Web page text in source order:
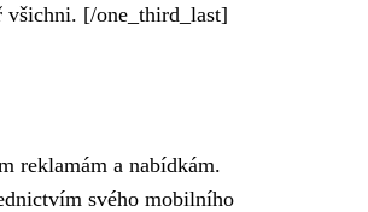
[/one_third_last]
reklamám a nabídkám.
svého mobilního